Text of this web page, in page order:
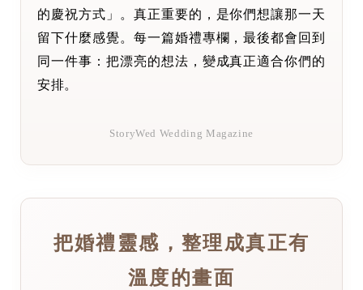
的慶祝方式」。真正重要的，是你們想讓那一天
留下什麼感覺。每一篇婚禮專欄，最後都會回到
同一件事：把漂亮的想法，變成真正適合你們的
安排。
StoryWed Wedding Magazine
把婚禮靈感，整理成真正有
溫度的畫面